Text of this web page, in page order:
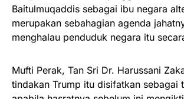
Baitulmuqaddis sebagai ibu negara
merupakan sebahagian agenda
menghalau penduduk negara itu
Mufti Perak, Tan Sri Dr. Harussani
tindakan Trump itu disifatkan sebagai